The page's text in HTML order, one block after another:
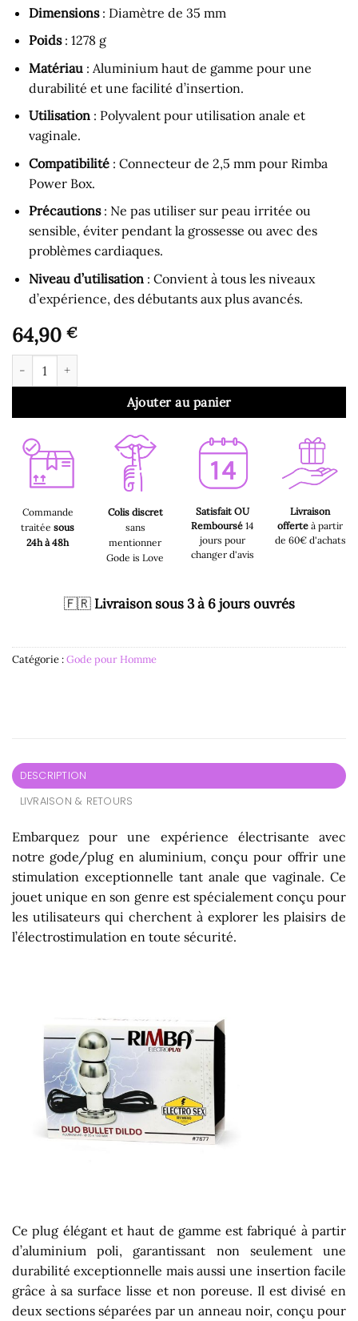
Dimensions : Diamètre de 35 mm
Poids: 1278 g
Matériau : Aluminium haut de gamme pour une
durabilité et une facilité d’insertion.
Utilisation : Polyvalent pour utilisation anale et
vaginale.
Compatibilité : Connecteur de 2,5 mm pour Rimba
Power Box.
Précautions : Ne pas utiliser sur peau irritée ou
sensible, éviter pendant la grossesse ou avec des
problèmes cardiaques.
Niveau d’utilisation : Convient à tous les niveaux
d’expérience, des débutants aux plus avancés.
64,90 €
quantité de Gode pour Homme - Plug Anal Anneau Electrique
Ajouter au panier
Commande
traitée sous
24h à 48h
Colis discret
sans
mentionner
Gode is Love
Satisfait OU
Remboursé14
jours pour
changer d'avis
Livraison
offerte à partir
de 60€ d'achats
🇫🇷 Livraison sous 3 à 6 jours ouvrés
Catégorie :Gode pour Homme
DESCRIPTION
LIVRAISON & RETOURS
Embarquez pour une expérience électrisante avec
notre gode/plug en aluminium, conçu pour offrir une
stimulation exceptionnelle tant anale que vaginale. Ce
jouet unique en son genre est spécialement conçu pour
les utilisateurs qui cherchent à explorer les plaisirs de
l’électrostimulation en toute sécurité.
Ce plug élégant et haut de gamme est fabriqué à partir
d’aluminium poli, garantissant non seulement une
durabilité exceptionnelle mais aussi une insertion facile
grâce à sa surface lisse et non poreuse. Il est divisé en
deux sections séparées par un anneau noir, conçu pour